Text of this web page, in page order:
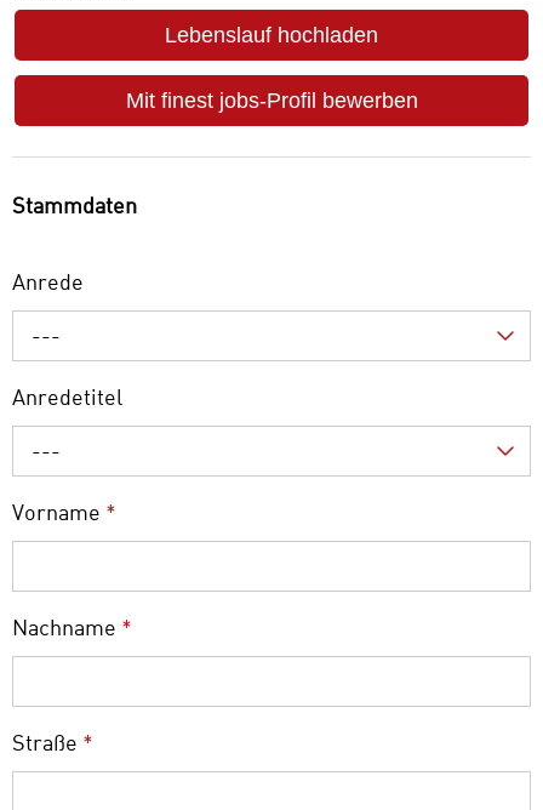
Lebenslauf hochladen
Mit finest jobs-Profil bewerben
Stammdaten
Anrede
---
Anredetitel
---
Vorname *
Nachname *
Straße *